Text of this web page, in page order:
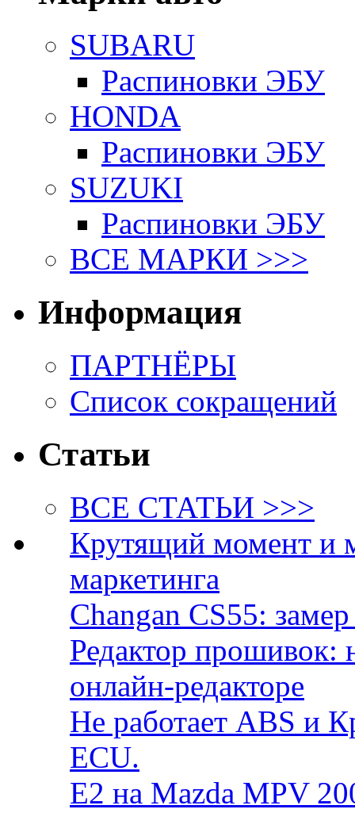
SUBARU
Распиновки ЭБУ
HONDA
Распиновки ЭБУ
SUZUKI
Распиновки ЭБУ
ВСЕ МАРКИ >>>
Информация
ПАРТНЁРЫ
Список сокращений
Статьи
ВСЕ СТАТЬИ >>>
Крутящий момент и
маркетинга
Changan CS55:
Редактор прошивок:
онлайн-редакторе
Не работает ABS и
ECU.
E2 на Mazda MPV